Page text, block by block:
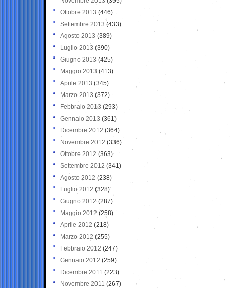
Ottobre 2013 (446)
Settembre 2013 (433)
Agosto 2013 (389)
Luglio 2013 (390)
Giugno 2013 (425)
Maggio 2013 (413)
Aprile 2013 (345)
Marzo 2013 (372)
Febbraio 2013 (293)
Gennaio 2013 (361)
Dicembre 2012 (364)
Novembre 2012 (336)
Ottobre 2012 (363)
Settembre 2012 (341)
Agosto 2012 (238)
Luglio 2012 (328)
Giugno 2012 (287)
Maggio 2012 (258)
Aprile 2012 (218)
Marzo 2012 (255)
Febbraio 2012 (247)
Gennaio 2012 (259)
Dicembre 2011 (223)
Novembre 2011 (267)